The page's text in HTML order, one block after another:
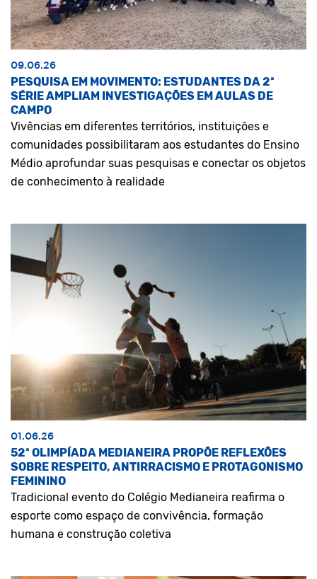
09.06.26
PESQUISA EM MOVIMENTO: ESTUDANTES DA 2ª
SÉRIE AMPLIAM INVESTIGAÇÕES EM AULAS DE
CAMPO
Vivências em diferentes territórios, instituições e
comunidades possibilitaram aos estudantes do Ensino
Médio aprofundar suas pesquisas e conectar os objetos
de conhecimento à realidade
01.06.26
52ª OLIMPÍADA MEDIANEIRA PROPÕE REFLEXÕES
SOBRE RESPEITO, ANTIRRACISMO E PROTAGONISMO
FEMININO
Tradicional evento do Colégio Medianeira reafirma o
esporte como espaço de convivência, formação
humana e construção coletiva